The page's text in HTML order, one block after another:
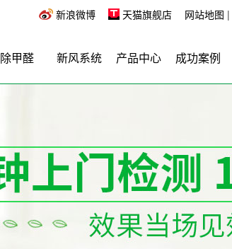
新浪微博 天猫旗舰店 网站地图 |
除甲醛 新风系统 产品中心 成功案例